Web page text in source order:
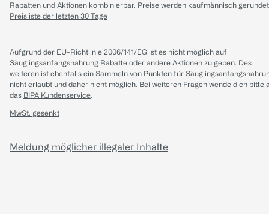
Rabatten und Aktionen kombinierbar. Preise werden kaufmännisch
Preisliste der letzten 30 Tage
Aufgrund der EU-Richtlinie 2006/141/EG ist es nicht möglich auf
Säuglingsanfangsnahrung Rabatte oder andere Aktionen zu geben. Des
weiteren ist ebenfalls ein Sammeln von Punkten für
nicht erlaubt und daher nicht möglich. Bei weiteren Fragen wende dich bitte
das BIPA Kundenservice.
MwSt. gesenkt
Meldung möglicher illegaler Inhalte